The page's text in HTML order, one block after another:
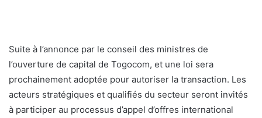
Suite à l’annonce par le conseil des ministres de
l’ouverture de capital de Togocom, et une loi sera
prochainement adoptée pour autoriser la transaction. Les
acteurs stratégiques et qualifiés du secteur seront invités
à participer au processus d’appel d’offres international